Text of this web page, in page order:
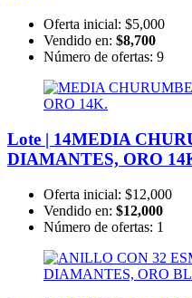
Oferta inicial: $5,000
Vendido en: $8,700
Número de ofertas: 9
Lote | 14MEDIA
DIAMANTES, ORO
Oferta inicial: $12,000
Vendido en: $12,000
Número de ofertas: 1